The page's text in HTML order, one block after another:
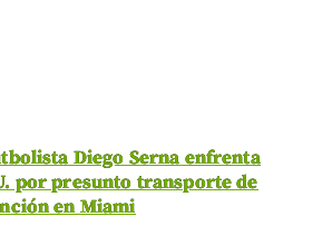
Diego Serna enfrenta
por presunto transporte de
en Miami